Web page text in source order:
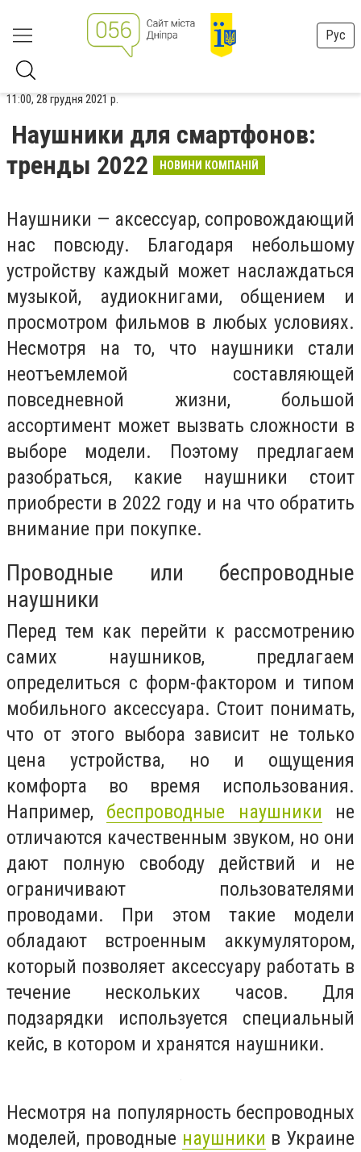
Рус
11:00, 28 грудня 2021 р.
Наушники для смартфонов:
тренды 2022
НОВИНИ КОМПАНІЙ
Наушники — аксессуар, сопровождающий
нас повсюду. Благодаря небольшому
устройству каждый может наслаждаться
музыкой, аудиокнигами, общением и
просмотром фильмов в любых условиях.
Несмотря на то, что наушники стали
неотъемлемой составляющей
повседневной жизни, большой
ассортимент может вызвать сложности в
выборе модели. Поэтому предлагаем
разобраться, какие наушники стоит
приобрести в 2022 году и на что обратить
внимание при покупке.
Проводные или беспроводные
наушники
Перед тем как перейти к рассмотрению
самих наушников, предлагаем
определиться с форм-фактором и типом
мобильного аксессуара. Стоит понимать,
что от этого выбора зависит не только
цена устройства, но и ощущения
комфорта во время использования.
Например, беспроводные наушники не
отличаются качественным звуком, но они
дают полную свободу действий и не
ограничивают пользователями
проводами. При этом такие модели
обладают встроенным аккумулятором,
который позволяет аксессуару работать в
течение нескольких часов. Для
подзарядки используется специальный
кейс, в котором и хранятся наушники.
Несмотря на популярность беспроводных
моделей, проводные наушники в Украине